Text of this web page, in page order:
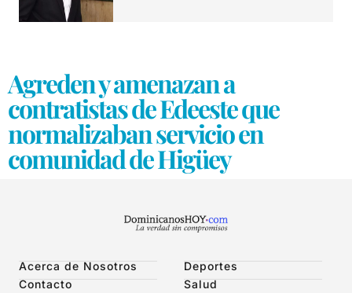
Agreden y amenazan a
contratistas de Edeeste que
normalizaban servicio en
comunidad de Higüey
Acerca de Nosotros
Contacto
Deportes
Salud